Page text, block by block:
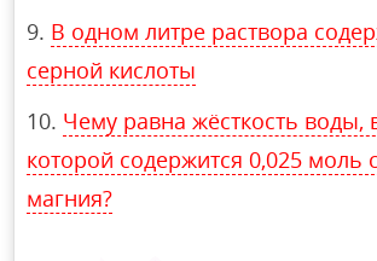
В одном литре раствора
серной кислоты
Чему равна жёсткость воды,
которой содержится 0,025 моль
магния?